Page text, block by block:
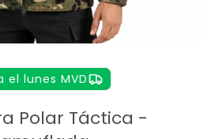
el lunes MVD
Polar Táctica -